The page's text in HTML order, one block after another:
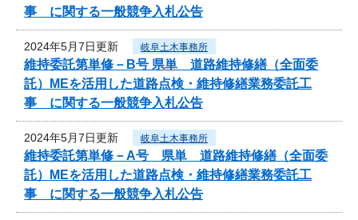
事 に関する一般競争入札公告
2024年5月7日更新 岐阜土木事務所
維持委託第単修－B号 県単 道路維持修繕（全面委
託）MEを活用した道路点検・維持修繕業務委託工
事 に関する一般競争入札公告
2024年5月7日更新 岐阜土木事務所
維持委託第単修－A号 県単 道路維持修繕（全面委
託）MEを活用した道路点検・維持修繕業務委託工
事 に関する一般競争入札公告